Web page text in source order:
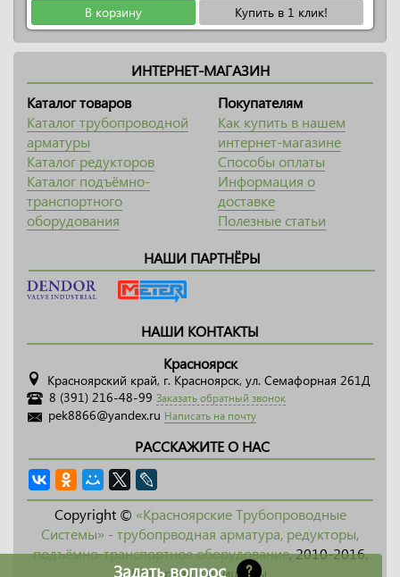
В корзину Купить в 1 клик!
ИНТЕРНЕТ-МАГАЗИН
Каталог товаров
Каталог трубопроводной
арматуры
Каталог редукторов
Каталог подъёмно-
транспортного
оборудования
Покупателям
Как купить в нашем
интернет-магазине
Способы оплаты
Информация о
доставке
Полезные статьи
НАШИ ПАРТНЁРЫ
НАШИ КОНТАКТЫ
Красноярск
Красноярский край, г. Красноярск, ул. Семафорная 261Д
8 (391) 216-48-99 Заказать обратный звонок
pek8866@yandex.ru Написать на почту
РАССКАЖИТЕ О НАС
Copyright © «Красноярские Трубопроводные
Системы» - трубопрводная арматура, редукторы,
подъёмно-транспортное оборудование, 2010-2016.
Все права защищены.
Задать вопрос